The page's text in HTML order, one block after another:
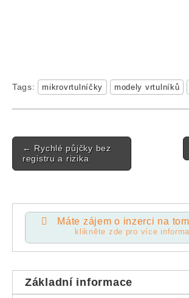
Tags: mikrovrtulníčky modely vrtulníků
Post navigation
← Rychlé půjčky bez
registru a rizika
Máte zájem o inzerci na
klikněte zde pro více
Základní informace